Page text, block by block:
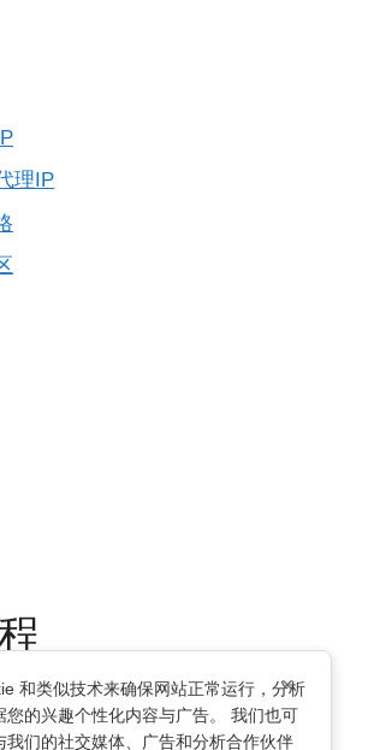
理IP
×
和类似技术来确保网站正常运行，分析
您的兴趣个性化内容与广告。 我们也可
我们的社交媒体、广告和分析合作伙伴